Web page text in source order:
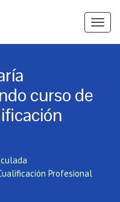
Ver
curso de
Profesional